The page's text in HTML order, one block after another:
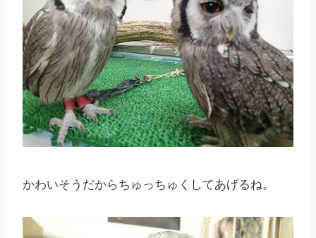
かわいそうだからちゅっちゅくしてあげるね。